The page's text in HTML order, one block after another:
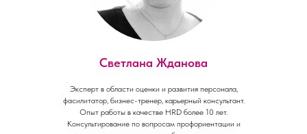
Светлана Жданова
Эксперт в области оценки и развития персонала,
фасилитатор, бизнес-тренер, карьерный консультант.
Опыт работы в качестве HRD более 10 лет.
Консультирование по вопросам профориентации и